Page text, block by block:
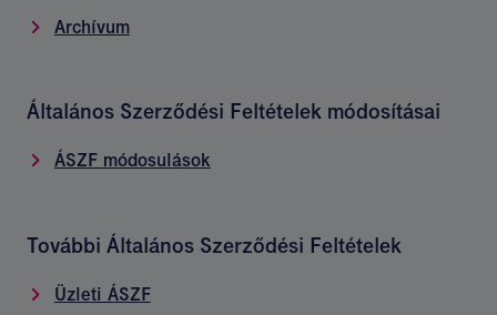
Archívum
Általános Szerződési Feltételek módosításai
ÁSZF módosulások
További Általános Szerződési Feltételek
Üzleti ÁSZF